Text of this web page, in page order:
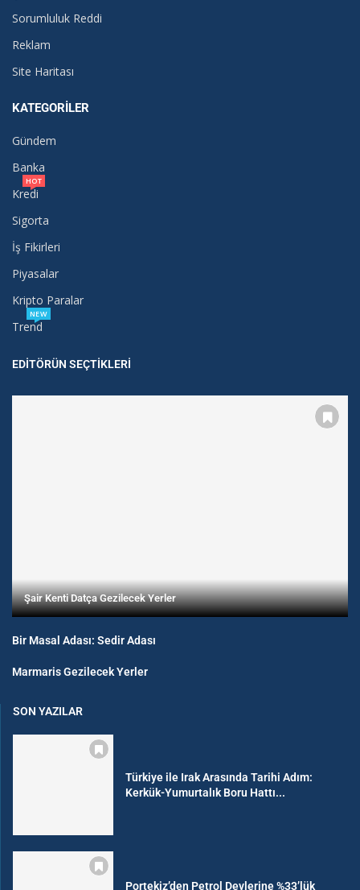
Sorumluluk Reddi
Reklam
Site Haritası
KATEGORILER
Gündem
Banka
Kredi
HOT
Sigorta
İş Fikirleri
Piyasalar
Kripto Paralar
Trend
NEW
EDITÖRÜN SEÇTIKLERI
Şair Kenti Datça Gezilecek Yerler
Bir Masal Adası: Sedir Adası
Marmaris Gezilecek Yerler
SON YAZILAR
Türkiye ile Irak Arasında Tarihi Adım:
Kerkük-Yumurtalık Boru Hattı...
Portekiz’den Petrol Devlerine %33’lük